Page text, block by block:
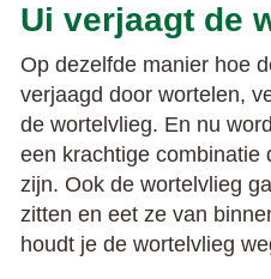
Ui verjaagt de
Op dezelfde manier hoe
verjaagd door wortelen,
de wortelvlieg. En nu
een krachtige combinatie
zijn. Ook de wortelvlieg
zitten en eet ze van
houdt je de wortelvlieg